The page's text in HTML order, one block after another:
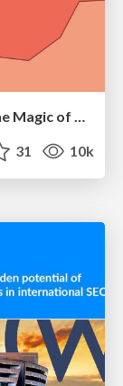
[RailsConf 2023 Opening Keynote] The Magic of Rails
31 10k